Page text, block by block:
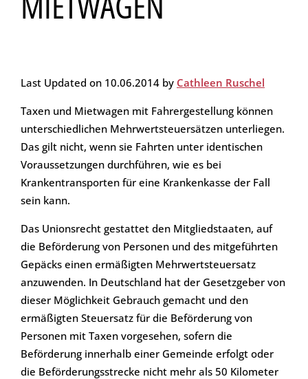
Last Updated on 10.06.2014 by Cathleen Ruschel
Taxen und Mietwagen mit Fahrergestellung können
unterschiedlichen Mehrwertsteuersätzen unterliegen.
Das gilt nicht, wenn sie Fahrten unter identischen
Voraussetzungen durchführen, wie es bei
Krankentransporten für eine Krankenkasse der Fall
sein kann.
Das Unionsrecht gestattet den Mitgliedstaaten, auf
die Beförderung von Personen und des mitgeführten
Gepäcks einen ermäßigten Mehrwertsteuersatz
anzuwenden. In Deutschland hat der Gesetzgeber von
dieser Möglichkeit Gebrauch gemacht und den
ermäßigten Steuersatz für die Beförderung von
Personen mit Taxen vorgesehen, sofern die
Beförderung innerhalb einer Gemeinde erfolgt oder
die Beförderungsstrecke nicht mehr als 50 Kilometer